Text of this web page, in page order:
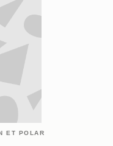
ET POLAR